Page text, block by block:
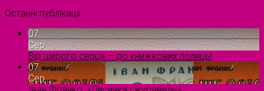
Останні публікації
07
Сер
Від щирого серця — до книжкових полиць!
07
Сер